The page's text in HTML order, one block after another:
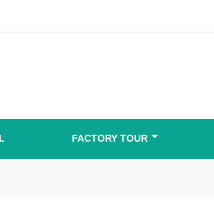
FACTORY TOUR